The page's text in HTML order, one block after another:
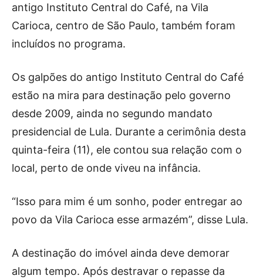
antigo Instituto Central do Café, na Vila
Carioca, centro de São Paulo, também foram
incluídos no programa.
Os galpões do antigo Instituto Central do Café
estão na mira para destinação pelo governo
desde 2009, ainda no segundo mandato
presidencial de Lula. Durante a cerimônia desta
quinta-feira (11), ele contou sua relação com o
local, perto de onde viveu na infância.
“Isso para mim é um sonho, poder entregar ao
povo da Vila Carioca esse armazém”, disse Lula.
A destinação do imóvel ainda deve demorar
algum tempo. Após destravar o repasse da